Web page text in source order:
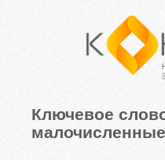
Ключевое